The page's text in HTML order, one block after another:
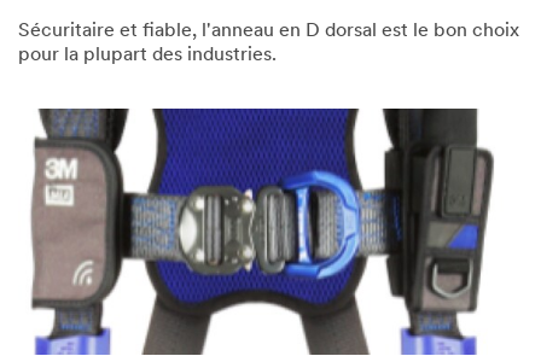
Sécuritaire et fiable, l'anneau en D dorsal est le bon choix
pour la plupart des industries.